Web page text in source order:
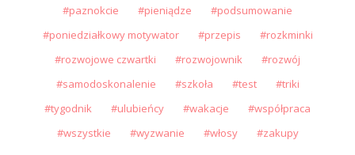
paznokcie
pieniądze
podsumowanie
poniedziałkowy motywator
przepis
rozkminki
rozwojowe czwartki
rozwojownik
rozwój
samodoskonalenie
szkoła test
triki
tygodnik
ulubieńcy wakacje
współpraca
wszystkie
wyzwanie włosy zakupy